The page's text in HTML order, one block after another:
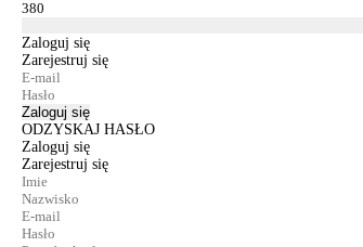
Zaloguj się
Zarejestruj się
Zaloguj się
ODZYSKAJ HASŁO
Zaloguj się
Zarejestruj się